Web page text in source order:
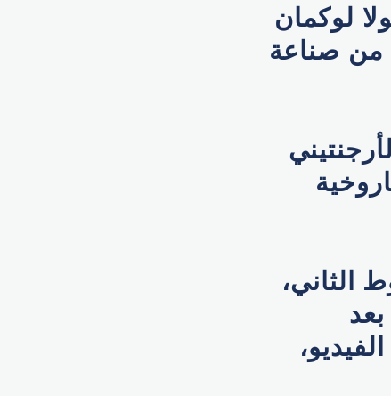
لوكمان
من صناعة
الثاني،